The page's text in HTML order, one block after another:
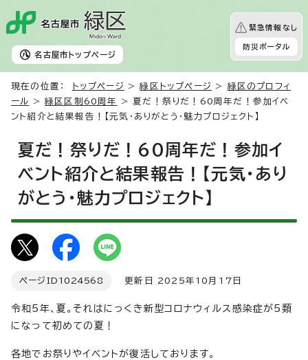
名古屋市 トップページ
緊急情報なし
防災ポータル
現在の位置： トップページ >緑区トップページ > 緑区のプロフィ
ール
>緑区区制60周年
> 夏だ！祭りだ！60周年だ！参加イベ
ント紹介と結果報告！【元気・ありがとう・魅力プロジェクト】
夏だ！祭りだ！60周年だ！参加イ
ベント紹介と結果報告！【元気・あり
がとう・魅力プロジェクト】
ページID 1024568 更新日 2025年10月17日
令和5年、夏。それはにっくき新型コロナウィルス感染症が5類
になって初めての夏！
各地でお祭りやイベントが復活しております。